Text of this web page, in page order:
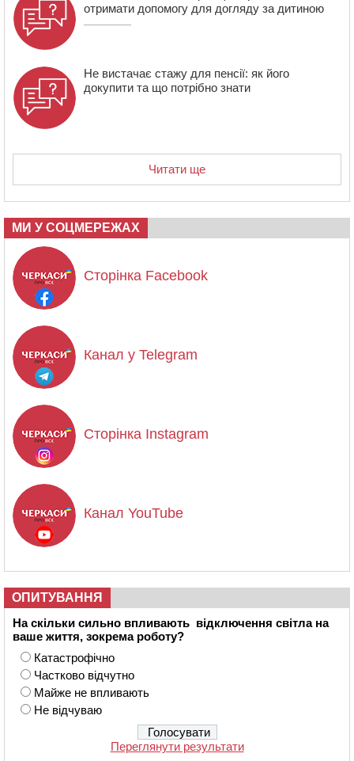
отримати допомогу для догляду за дитиною
Не вистачає стажу для пенсії: як його
докупити та що потрібно знати
Читати ще
МИ У СОЦМЕРЕЖАХ
Сторінка Facebook
Канал у Telegram
Сторінка Instagram
Канал YouTube
ОПИТУВАННЯ
На скільки сильно впливають відключення світла на
ваше життя, зокрема роботу?
Катастрофічно
Частково відчутно
Майже не впливають
Не відчуваю
Переглянути результати